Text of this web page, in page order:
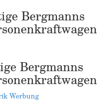
Bergmanns
Bergmanns
Werbung